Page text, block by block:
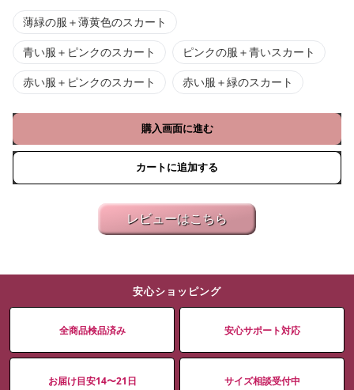
薄緑の服＋薄黄色のスカート
青い服＋ピンクのスカート ピンクの服＋青いスカート
赤い服＋ピンクのスカート 赤い服＋緑のスカート
購入画面に進む
カートに追加する
レビューはこちら
安心ショッピング
全商品検品済み 安心サポート対応
お届け目安14〜21日 サイズ相談受付中